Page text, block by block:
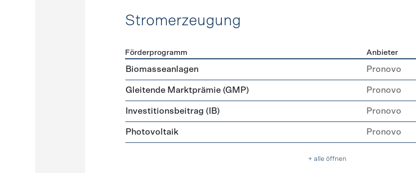
Stromerzeugung
Förderprogramme
Förderprogramm Anbieter
Biomasseanlagen Pronovo
Gleitende Marktprämie (GMP) Pronovo
Investitionsbeitrag (IB) Pronovo
Photovoltaik Pronovo
+ alle öffnen